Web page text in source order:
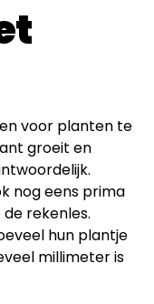
voor planten te
groeit en
nog eens prima
rekenles.
hun plantje
millimeter is